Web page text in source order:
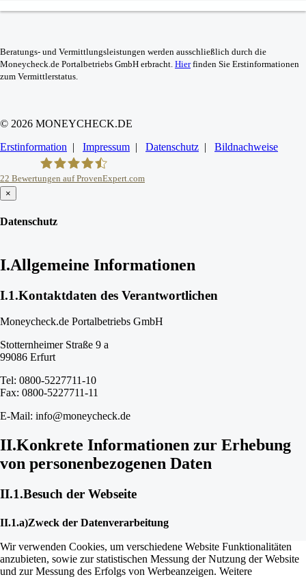
Beratungs- und Vermittlungsleistungen werden ausschließlich durch die
Moneycheck.de Portalbetriebs GmbH erbracht. Hierfinden Sie Erstinformationen
zum Vermittlerstatus.
© 2026 MONEYCHECK.DE
Erstinformation | Impressum | Datenschutz | Bildnachweise
22 Bewertungen auf ProvenExpert.com
×
Datenschutz
I.Allgemeine Informationen
I.1.Kontaktdaten des Verantwortlichen
Moneycheck.de Portalbetriebs GmbH
Stotternheimer Straße 9 a
99086 Erfurt
Tel: 0800-5227711-10
Fax: 0800-5227711-11
E-Mail: info@moneycheck.de
II.Konkrete Informationen zur Erhebung
von personenbezogenen Daten
II.1.Besuch der Webseite
II.1.a)Zweck der Datenverarbeitung
Bei jedem Zugriff eines Nutzers auf eine Seite unseres Angebots und
bei jedem Aufruf einer auf der Internetpräsenz hinterlegten Datei
werden Zugriffsdaten über diesen Vorgang in einer Protokolldatei
Wir verwenden Cookies, um verschiedene Website Funktionalitäten
anzubieten, sowie zur statistischen Messung der Nutzung der Website
und zur Messung des Erfolgs von Werbeanzeigen. Weitere